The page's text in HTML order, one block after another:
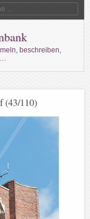
beschreiben,
…
(43/110)